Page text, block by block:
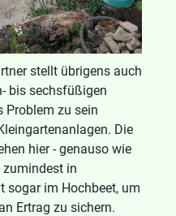
stellt übrigens auch
bis sechsfüßigen
Problem zu sein
Die
hier - genauso wie
zumindest in
sogar im Hochbeet, um
Ertrag zu sichern.